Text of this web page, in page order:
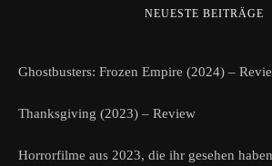
NEUESTE BEITRÄGE
Ghostbusters: Frozen Empire (2024) –
Thanksgiving (2023) – Review
Horrorfilme aus 2023, die ihr gesehen